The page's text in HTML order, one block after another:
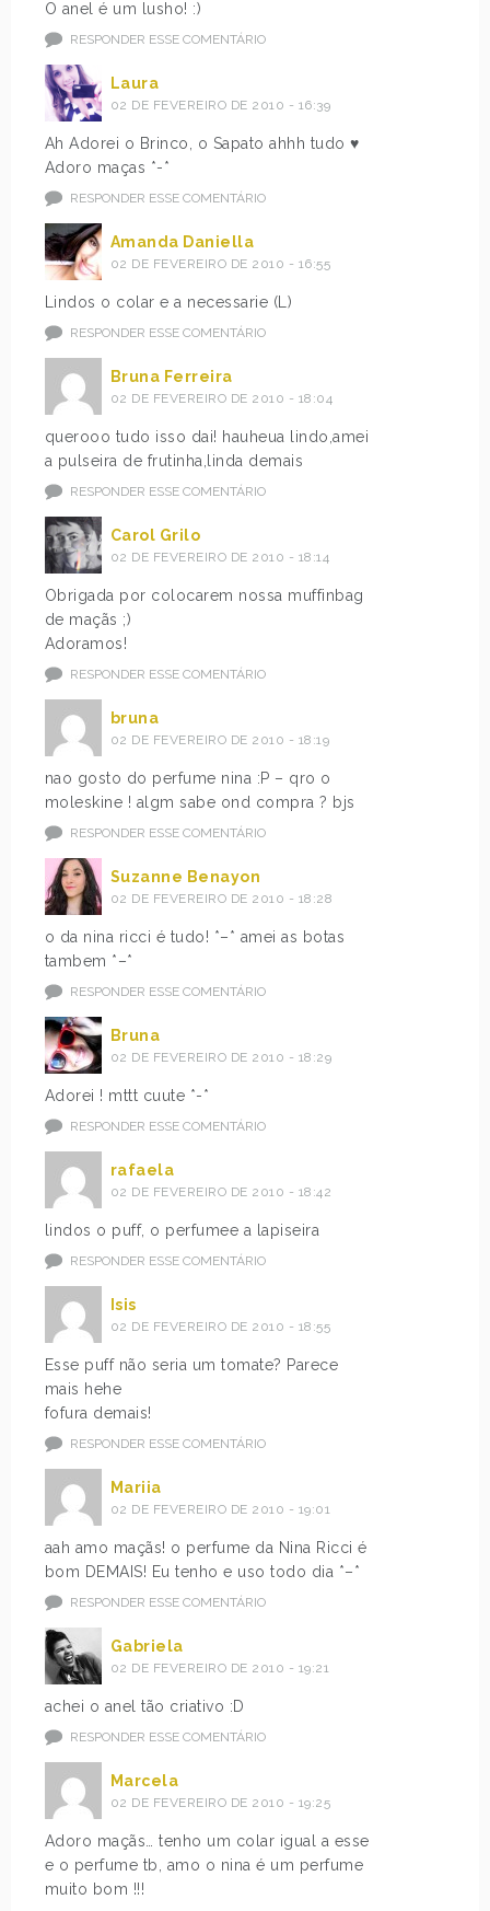
O anel é um lusho! :)
RESPONDER ESSE COMENTÁRIO
Laura
02 DE FEVEREIRO DE 2010 - 16:39
Ah Adorei o Brinco, o Sapato ahhh tudo ♥
Adoro maças *-*
RESPONDER ESSE COMENTÁRIO
Amanda Daniella
02 DE FEVEREIRO DE 2010 - 16:55
Lindos o colar e a necessarie (L)
RESPONDER ESSE COMENTÁRIO
Bruna Ferreira
02 DE FEVEREIRO DE 2010 - 18:04
querooo tudo isso dai! hauheua lindo,amei
a pulseira de frutinha,linda demais
RESPONDER ESSE COMENTÁRIO
Carol Grilo
02 DE FEVEREIRO DE 2010 - 18:14
Obrigada por colocarem nossa muffinbag
de maçãs ;)
Adoramos!
RESPONDER ESSE COMENTÁRIO
bruna
02 DE FEVEREIRO DE 2010 - 18:19
nao gosto do perfume nina :P – qro o
moleskine ! algm sabe ond compra ? bjs
RESPONDER ESSE COMENTÁRIO
Suzanne Benayon
02 DE FEVEREIRO DE 2010 - 18:28
o da nina ricci é tudo! *–* amei as botas
tambem *–*
RESPONDER ESSE COMENTÁRIO
Bruna
02 DE FEVEREIRO DE 2010 - 18:29
Adorei ! mttt cuute *-*
RESPONDER ESSE COMENTÁRIO
rafaela
02 DE FEVEREIRO DE 2010 - 18:42
lindos o puff, o perfumee a lapiseira
RESPONDER ESSE COMENTÁRIO
Isis
02 DE FEVEREIRO DE 2010 - 18:55
Esse puff não seria um tomate? Parece
mais hehe
fofura demais!
RESPONDER ESSE COMENTÁRIO
Mariia
02 DE FEVEREIRO DE 2010 - 19:01
aah amo maçãs! o perfume da Nina Ricci é
bom DEMAIS! Eu tenho e uso todo dia *–*
RESPONDER ESSE COMENTÁRIO
Gabriela
02 DE FEVEREIRO DE 2010 - 19:21
achei o anel tão criativo :D
RESPONDER ESSE COMENTÁRIO
Marcela
02 DE FEVEREIRO DE 2010 - 19:25
Adoro maçãs… tenho um colar igual a esse
e o perfume tb, amo o nina é um perfume
muito bom !!!